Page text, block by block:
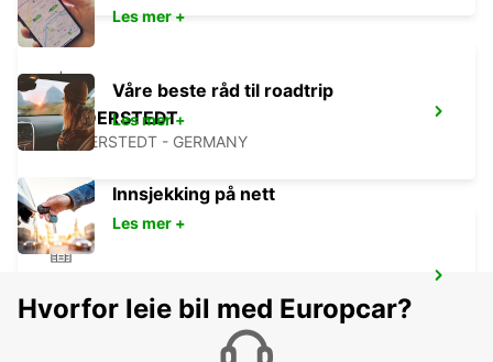
NORDERSTEDT
NORDERSTEDT - GERMANY
NORDERSTEDT - GERMANY
Les mer +
Våre beste råd til roadtrip
Les mer +
Innsjekking på nett
Les mer +
Hvorfor leie bil med Europcar?